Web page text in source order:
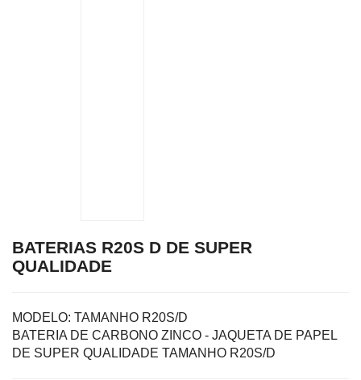
BATERIAS R20S D DE SUPER
QUALIDADE
MODELO: TAMANHO R20S/D
BATERIA DE CARBONO ZINCO - JAQUETA DE PAPEL
DE SUPER QUALIDADE TAMANHO R20S/D